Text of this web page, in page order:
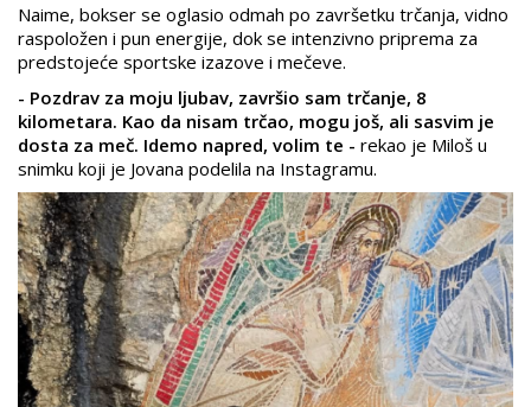
Naime, bokser se oglasio odmah po završetku trčanja, vidno
raspoložen i pun energije, dok se intenzivno priprema za
predstojeće sportske izazove i mečeve.
- Pozdrav za moju ljubav, završio sam trčanje, 8
kilometara. Kao da nisam trčao, mogu još, ali sasvim je
dosta za meč. Idemo napred, volim te - rekao je Miloš u
snimku koji je Jovana podelila na Instagramu.